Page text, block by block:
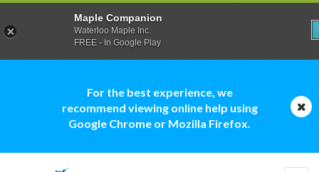
For the best experience, we
recommend viewing online help using
Google Chrome or Mozilla Firefox.
Maple Companion
Waterloo Maple Inc.
FREE - In Google Play